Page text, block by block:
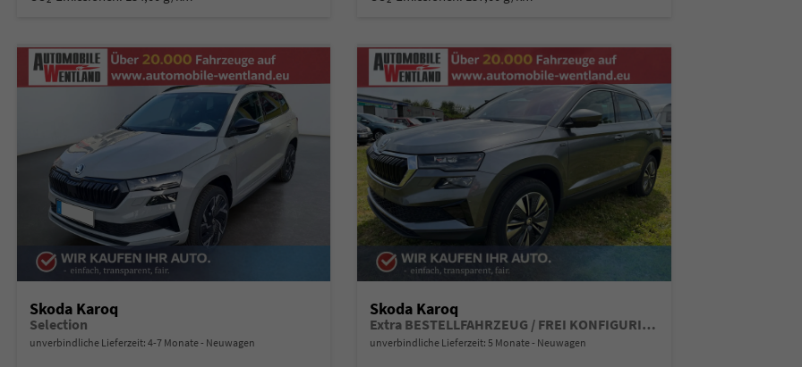
Skoda Karoq
Selection
unverbindliche Lieferzeit: 4-7 Monate Neuwagen
Skoda Karoq
Extra BESTELLFAHRZEUG / FREI KONFIGURIERBAR
unverbindliche Lieferzeit:5 Monate Neuwagen